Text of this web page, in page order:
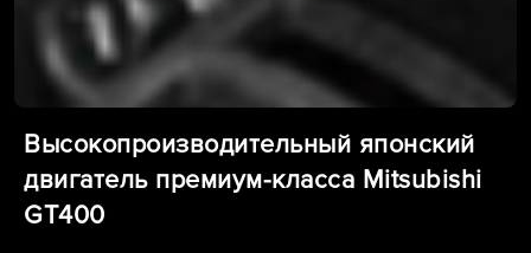
Высокопроизводительный японский
двигатель премиум-класса Mitsubishi
GT400